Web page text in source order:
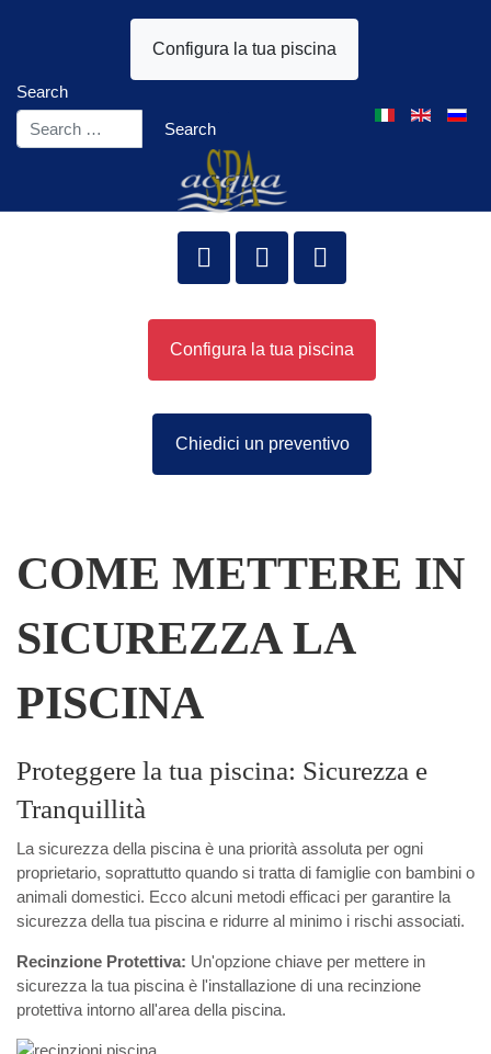
Configura la tua piscina
Search
Search
Select your
Configura la tua piscina
Chiedici un preventivo
COME METTERE IN
SICUREZZA LA
PISCINA
Proteggere la tua piscina: Sicurezza e
Tranquillità
La sicurezza della piscina è una priorità assoluta per ogni
proprietario, soprattutto quando si tratta di famiglie con bambini o
animali domestici. Ecco alcuni metodi efficaci per garantire la
sicurezza della tua piscina e ridurre al minimo i rischi associati.
Recinzione Protettiva: Un'opzione chiave per mettere in
sicurezza la tua piscina è l'installazione di una recinzione
protettiva intorno all'area della piscina.